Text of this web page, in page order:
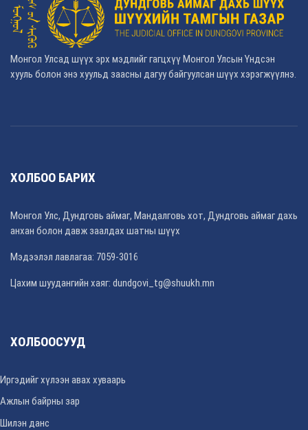
Монгол Улсад шүүх эрх мэдлийг гагцхүү Монгол Улсын Үндсэн
хууль болон энэ хуульд заасны дагуу байгуулсан шүүх хэрэгжүүлнэ.
ХОЛБОО БАРИХ
Монгол Улс, Дундговь аймаг, Мандалговь хот, Дундговь аймаг дахь
анхан болон давж заалдах шатны шүүх
Мэдээлэл лавлагаа: 7059-3016
Цахим шуудангийн хаяг: dundgovi_tg@shuukh.mn
ХОЛБООСУУД
Иргэдийг хүлээн авах хуваарь
Ажлын байрны зар
Шилэн данс